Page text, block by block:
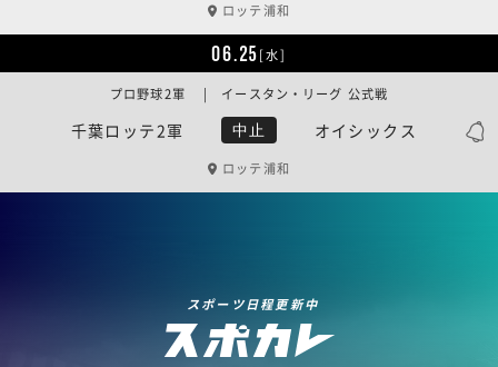
ロッテ浦和
06.25[水]
千葉ロッテ2軍 中止 オイシックス
プロ野球2軍 | イースタン・リーグ 公式戦
ロッテ浦和
スポーツ日程更新中